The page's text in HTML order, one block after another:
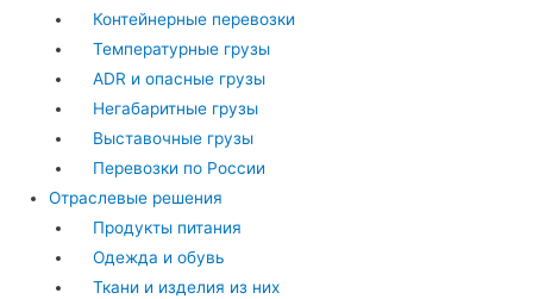
Контейнерные перевозки
Температурные грузы
ADR и опасные грузы
Негабаритные грузы
Выставочные грузы
Перевозки по России
Отраслевые решения
Продукты питания
Одежда и обувь
Ткани и изделия из них